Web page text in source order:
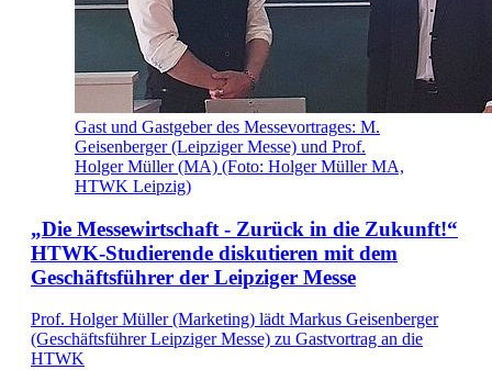
Gast und Gastgeber des Messevortrages: M.
Geisenberger (Leipziger Messe) und Prof.
Holger Müller (MA) (Foto: Holger Müller MA,
HTWK Leipzig)
„Die Messewirtschaft - Zurück in die Zukunft!“
HTWK-Studierende diskutieren mit dem
Geschäftsführer der Leipziger Messe
Prof. Holger Müller (Marketing) lädt Markus Geisenberger
(Geschäftsführer Leipziger Messe) zu Gastvortrag an die
HTWK